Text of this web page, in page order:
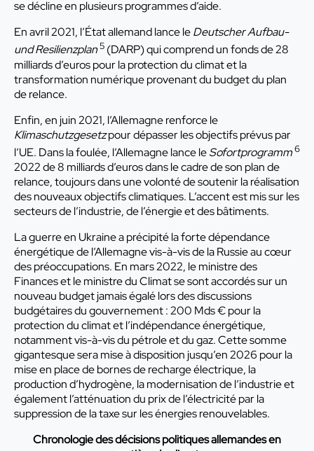
se décline en plusieurs programmes d’aide.
En avril 2021, l’État allemand lance leDeutscher Aufbau-
und Resilienzplan5 (DARP) qui comprend un fonds de 28
milliards d’euros pour la protection du climat et la
transformation numérique provenant du budget du plan
de relance.
Enfin, en juin 2021, l’Allemagne renforce le
Klimaschutzgesetzpour dépasser les objectifs prévus par
l’UE. Dans la foulée, l’Allemagne lance leSofortprogramm6
2022 de 8 milliards d’euros dans le cadre de son plan de
relance, toujours dans une volonté de soutenir la réalisation
des nouveaux objectifs climatiques. L’accent est mis sur les
secteurs de l’industrie, de l’énergie et des bâtiments.
La guerre en Ukraine a précipité la forte dépendance
énergétique de l’Allemagne vis-à-vis de la Russie au cœur
des préoccupations. En mars 2022, le ministre des
Finances et le ministre du Climat se sont accordés sur un
nouveau budget jamais égalé lors des discussions
budgétaires du gouvernement : 200 Mds € pour la
protection du climat et l’indépendance énergétique,
notamment vis-à-vis du pétrole et du gaz. Cette somme
gigantesque sera mise à disposition jusqu’en 2026 pour la
mise en place de bornes de recharge électrique, la
production d’hydrogène, la modernisation de l’industrie et
également l’atténuation du prix de l’électricité par la
suppression de la taxe sur les énergies renouvelables.
Chronologie des décisions politiques allemandes en